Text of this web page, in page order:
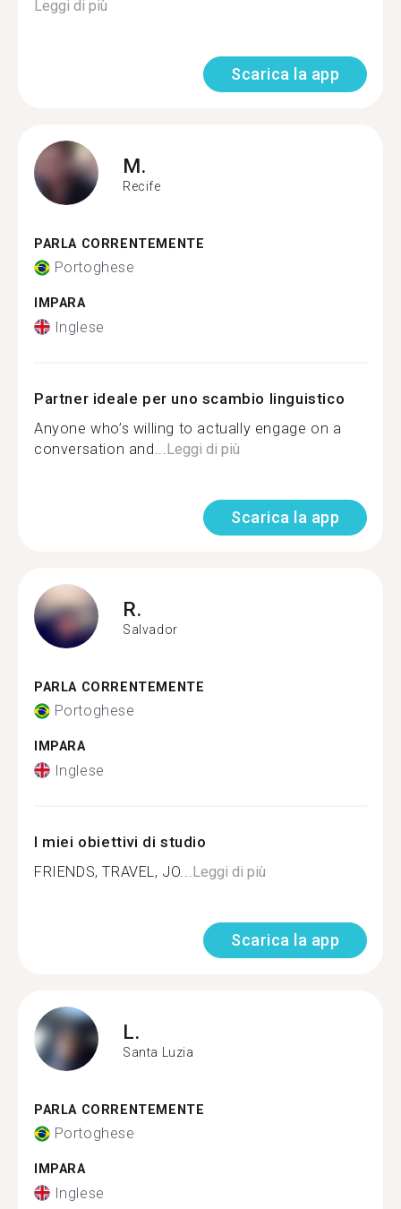
Leggi di più
Scarica la app
M.
Recife
PARLA CORRENTEMENTE
Portoghese
IMPARA
Inglese
Partner ideale per uno scambio linguistico
Anyone who’s willing to actually engage on a
conversation and... Leggi di più
Scarica la app
R.
Salvador
PARLA CORRENTEMENTE
Portoghese
IMPARA
Inglese
I miei obiettivi di studio
FRIENDS, TRAVEL, JO... Leggi di più
Scarica la app
L.
Santa Luzia
PARLA CORRENTEMENTE
Portoghese
IMPARA
Inglese